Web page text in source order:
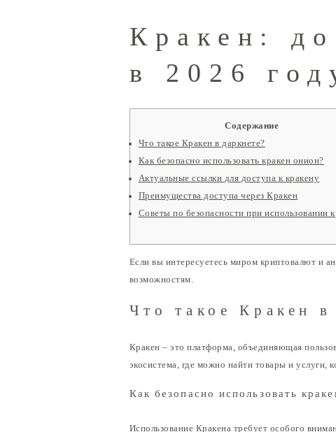
Кракен:
в 2026
Содержание
Что такое Кракен в даркнете?
Как безопасно использовать кракен онион?
Актуальные ссылки для доступа к кракену
Преимущества доступа через Кракен
Советы по безопасности при использовании
Если вы интересуетесь миром криптовалют и
возможностям.
Что такое Кракен в
Кракен – это платформа, объединяющая
экосистема, где можно найти товары и
Как безопасно использовать
Использование Кракена требует особого